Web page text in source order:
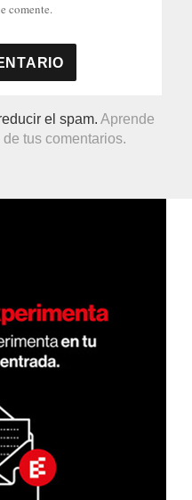
comente.
el spam.Aprende
tus comentarios.